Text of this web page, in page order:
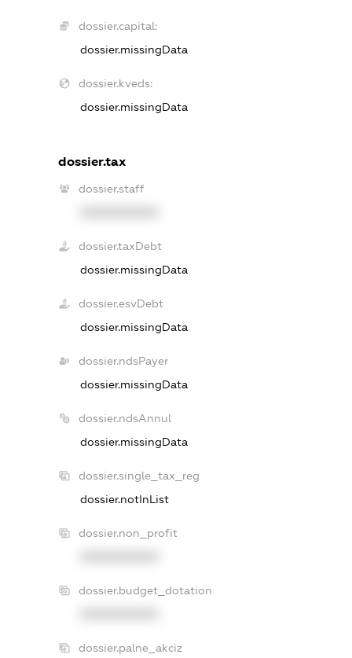
dossier.capital:
dossier.missingData
dossier.kveds:
dossier.missingData
dossier.tax
dossier.staff
dossier.taxDebt
dossier.missingData
dossier.esvDebt
dossier.missingData
dossier.ndsPayer
dossier.missingData
dossier.ndsAnnul
dossier.missingData
dossier.single_tax_reg
dossier.notInList
dossier.non_profit
dossier.budget_dotation
dossier.palne_akciz